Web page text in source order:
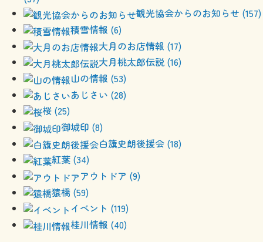
観光協会からのお知らせ (157)
積雪情報 (6)
大月のお店情報 (17)
大月桃太郎伝説 (16)
山の情報 (53)
あじさい (28)
桜 (25)
御城印 (8)
白籏史朗後援会 (18)
紅葉 (34)
アウトドア (9)
猿橋 (59)
イベント (119)
桂川情報 (40)